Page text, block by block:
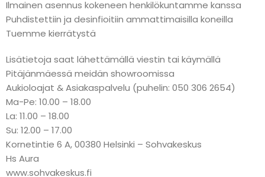
Ilmainen asennus kokeneen henkilökuntamme kanssa
Puhdistettiin ja desinfioitiin ammattimaisilla koneilla
Tuemme kierrätystä
Lisätietoja saat lähettämällä viestin tai käymällä
Pitäjänmäessä meidän showroomissa
Aukioloajat & Asiakaspalvelu (puhelin: 050 306 2654)
Ma-Pe: 10.00 – 18.00
La: 11.00 – 18.00
Su: 12.00 – 17.00
Kornetintie 6 A, 00380 Helsinki – Sohvakeskus
Hs Aura
www.sohvakeskus.fi